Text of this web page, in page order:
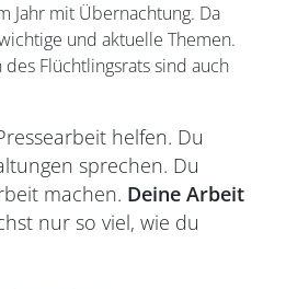
Jahr mit Übernachtung. Da
und aktuelle Themen.
Flüchtlingsrats sind auch
helfen. Du
sprechen. Du
machen. Deine Arbeit
nur so viel, wie du